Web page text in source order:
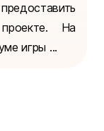
На
игры ...